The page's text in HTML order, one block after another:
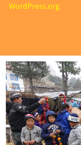
WordPress.org